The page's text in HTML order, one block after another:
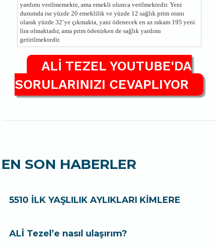
yardımı verilmemekte, ama emekli olunca verilmektedir. Yeni
durumda ise yüzde 20 emeklilik ve yüzde 12 sağlık prim oranı
olarak yüzde 32’ye çıkmakta, yani ödenecek en az rakam 195 yeni
lira olmaktadır, ama prim ödenirken de sağlık yardımı
getirilmektedir.
ALİ TEZEL YOUTUBE'DA
SORULARINIZI CEVAPLIYOR
EN SON HABERLER
5510 İLK YAŞLILIK AYLIKLARI KİMLERE
ALİ Tezel’e nasıl ulaşırım?